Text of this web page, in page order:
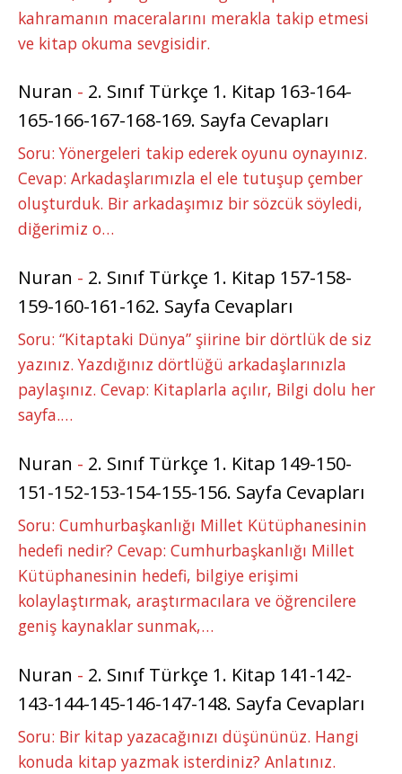
kahramanın maceralarını merakla takip etmesi
ve kitap okuma sevgisidir.
Nuran - 2. Sınıf Türkçe 1. Kitap 163-164-
165-166-167-168-169. Sayfa Cevapları
Soru: Yönergeleri takip ederek oyunu oynayınız.
Cevap: Arkadaşlarımızla el ele tutuşup çember
oluşturduk. Bir arkadaşımız bir sözcük söyledi,
diğerimiz o…
Nuran - 2. Sınıf Türkçe 1. Kitap 157-158-
159-160-161-162. Sayfa Cevapları
Soru: “Kitaptaki Dünya” şiirine bir dörtlük de siz
yazınız. Yazdığınız dörtlüğü arkadaşlarınızla
paylaşınız. Cevap: Kitaplarla açılır, Bilgi dolu her
sayfa.…
Nuran - 2. Sınıf Türkçe 1. Kitap 149-150-
151-152-153-154-155-156. Sayfa Cevapları
Soru: Cumhurbaşkanlığı Millet Kütüphanesinin
hedefi nedir? Cevap: Cumhurbaşkanlığı Millet
Kütüphanesinin hedefi, bilgiye erişimi
kolaylaştırmak, araştırmacılara ve öğrencilere
geniş kaynaklar sunmak,…
Nuran - 2. Sınıf Türkçe 1. Kitap 141-142-
143-144-145-146-147-148. Sayfa Cevapları
Soru: Bir kitap yazacağınızı düşününüz. Hangi
konuda kitap yazmak isterdiniz? Anlatınız.